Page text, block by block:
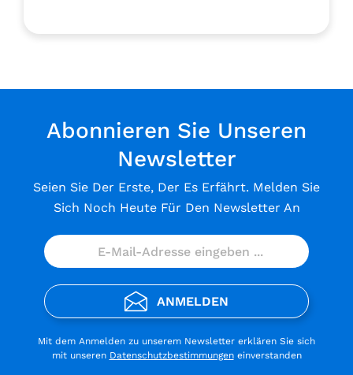
Abonnieren Sie Unseren
Newsletter
Seien Sie Der Erste, Der Es Erfährt. Melden Sie
Sich Noch Heute Für Den Newsletter An
ANMELDEN
Mit dem Anmelden zu unserem Newsletter erklären Sie sich
mit unseren Datenschutzbestimmungeneinverstanden